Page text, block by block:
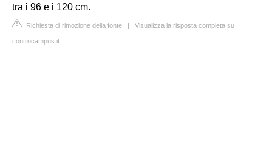
tra i 96 e i 120 cm.
Richiesta di rimozione della fonte | Visualizza la risposta completa su
controcampus.it